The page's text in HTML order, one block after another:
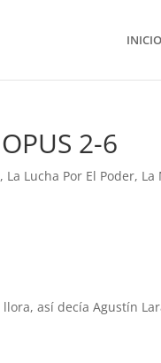
INICIO
2-6
, La Lucha Por El Poder, La
así decía Agustín